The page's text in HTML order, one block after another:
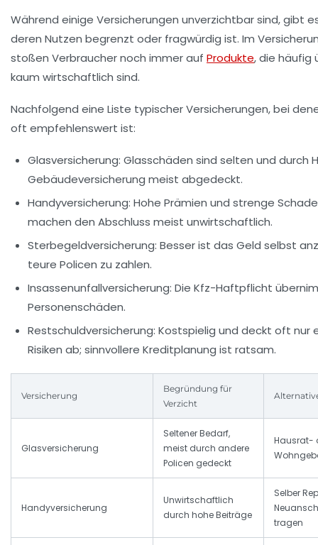
Während einige Versicherungen unverzichtbar sind, gibt
deren Nutzen begrenzt oder fragwürdig ist. Im
stoßen Verbraucher noch immer auf Produkte, die häufig
kaum wirtschaftlich sind.
Nachfolgend eine Liste typischer Versicherungen, bei
oft empfehlenswert ist:
Glasversicherung: Glasschäden sind selten und durch
Gebäudeversicherung meist abgedeckt.
Handyversicherung: Hohe Prämien und strenge
machen den Abschluss meist unwirtschaftlich.
Sterbegeldversicherung: Besser ist das Geld selbst
teure Policen zu zahlen.
Insassenunfallversicherung: Die Kfz-Haftpflicht
Personenschäden.
Restschuldversicherung: Kostspielig und deckt oft nur
Risiken ab; sinnvollere Kreditplanung ist ratsam.
Versicherung
Begründung für
Verzicht
Glasversicherung
Seltener Bedarf,
meist durch andere
Policen gedeckt
Hausrat-
Handyversicherung
Unwirtschaftlich
durch hohe Beiträge
Selber
tragen